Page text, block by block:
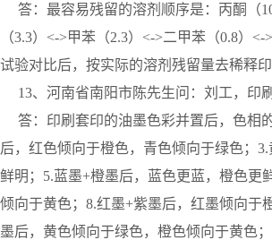
答：最容易残留的溶剂顺序是：丙酮（
（3.3）<->甲苯（2.3）<->二甲苯（0.8）
试验对比后，按实际的溶剂残留量去稀释印
13、河南省南阳市陈先生问：刘工，印
答：印刷套印的油墨色彩并置后，色相
后，红色倾向于橙色，青色倾向于绿色；
鲜明；5.蓝墨+橙墨后，蓝色更蓝，橙色更
倾向于黄色；8.红墨+紫墨后，红墨倾向于
墨后，黄色倾向于绿色，橙色倾向于黄色